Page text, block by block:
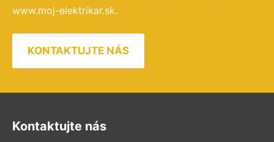
www.moj-elektrikar.sk.
KONTAKTUJTE NÁS
Kontaktujte nás